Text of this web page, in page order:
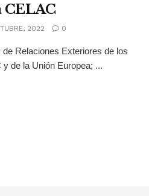
2022 0
Relaciones Exteriores de los
de la Unión Europea; ...